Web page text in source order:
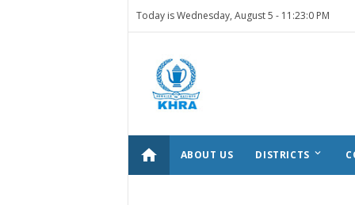
Today is Wednesday, August 5 - 11:23:0 PM
home ABOUT US DISTRICTS keyboard_arrow_down